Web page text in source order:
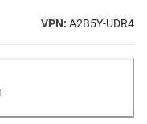
VPN: A2B5Y-UDR4